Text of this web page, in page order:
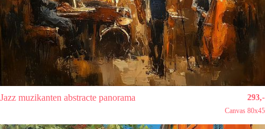
Jazz muzikanten abstracte panorama 293,-
Canvas 80x45